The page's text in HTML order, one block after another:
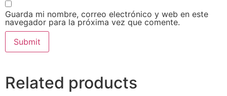
Guarda mi nombre, correo electrónico y web en este
navegador para la próxima vez que comente.
Related products